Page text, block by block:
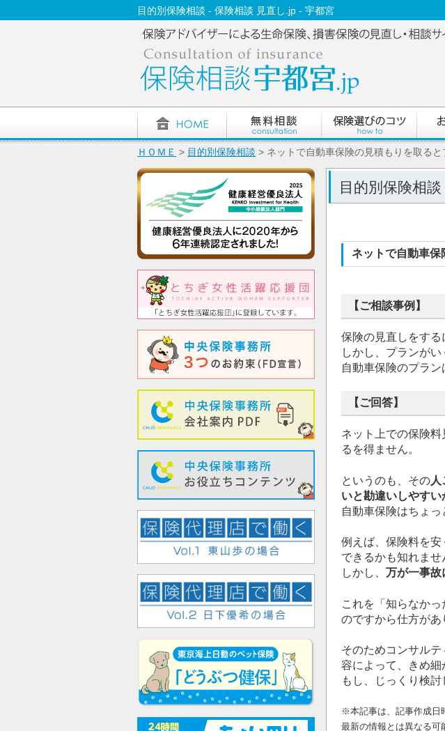
目的別保険相談 - 保険相談 見直し.jp - 宇都宮
ＨＯＭＥ > 目的別保険相談 > ネットで自動車保険の見積もりを取る
目的別保険相談
ネットで自動車保
【ご相談事例】
保険の見直しをする
しかし、プランが
自動車保険のプラ
【ご回答】
ネット上での保険
るを得ません。
というのも、その
いと勘違いしやすい
自動車保険はちょっ
例えば、保険料を
できるかも知れませ
しかし、 万が一事故
これを「知らなか
のですから仕方があ
そのためコンサル
容によって、きめ細
もし、じっくり検
※本記事は、記事作成日
最新の情報とは異なる可